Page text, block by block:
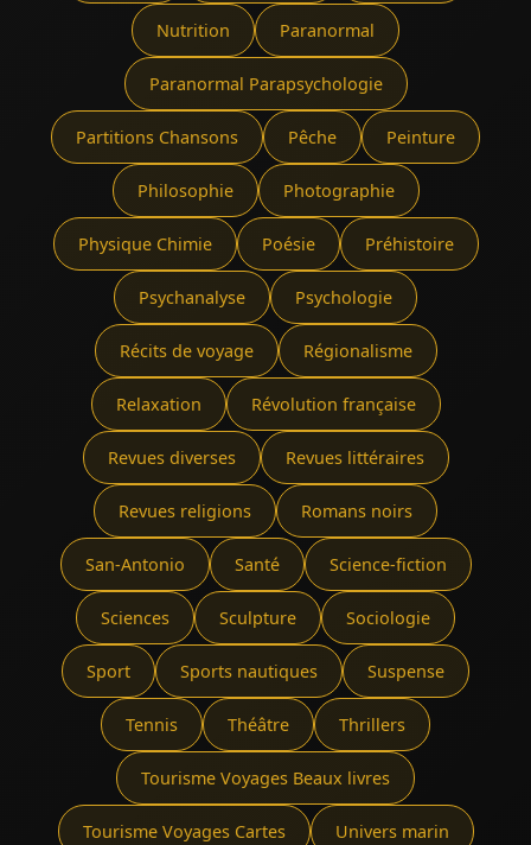
Nutrition Paranormal
Paranormal Parapsychologie
Partitions Chansons Pêche Peinture
Philosophie Photographie
Physique Chimie Poésie Préhistoire
Psychanalyse Psychologie
Récits de voyage Régionalisme
Relaxation Révolution française
Revues diverses Revues littéraires
Revues religions Romans noirs
San-Antonio Santé Science-fiction
Sciences Sculpture Sociologie
Sport Sports nautiques Suspense
Tennis Théâtre Thrillers
Tourisme Voyages Beaux livres
Tourisme Voyages Cartes Univers marin